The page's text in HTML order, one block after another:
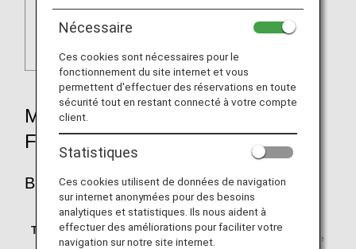
MILEAGE ACCRUAL RATES BY
FARE TYPE
BUSINESS CLASS
Type Booking Class
Accrual Rate for
Basic Sector Mileage
Nécessaire
Ces cookies sont nécessaires pour le
fonctionnement du site internet et vous
permettent d'effectuer des réservations en toute
sécurité tout en restant connecté à votre compte
client.
Statistiques
Ces cookies utilisent de données de navigation
sur internet anonymées pour des besoins
analytiques et statistiques. Ils nous aident à
effectuer des améliorations pour faciliter votre
navigation sur notre site internet.